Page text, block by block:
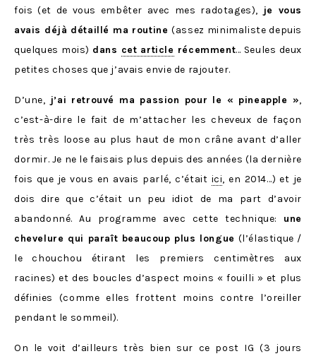
fois (et de vous embêter avec mes radotages), je vous
avais déjà détaillé ma routine(assez minimaliste depuis
quelques mois) dans cet article récemment… Seules deux
petites choses que j’avais envie de rajouter.
D’une, j’ai retrouvé ma passion pour le « pineapple »,
c’est-à-dire le fait de m’attacher les cheveux de façon
très très loose au plus haut de mon crâne avant d’aller
dormir. Je ne le faisais plus depuis des années (la dernière
fois que je vous en avais parlé, c’était ici, en 2014…) et je
dois dire que c’était un peu idiot de ma part d’avoir
abandonné. Au programme avec cette technique: une
chevelure qui paraît beaucoup plus longue (l’élastique /
le chouchou étirant les premiers centimètres aux
racines) et des boucles d’aspect moins « fouilli » et plus
définies (comme elles frottent moins contre l’oreiller
pendant le sommeil).
On le voit d’ailleurs très bien sur ce post IG (3 jours